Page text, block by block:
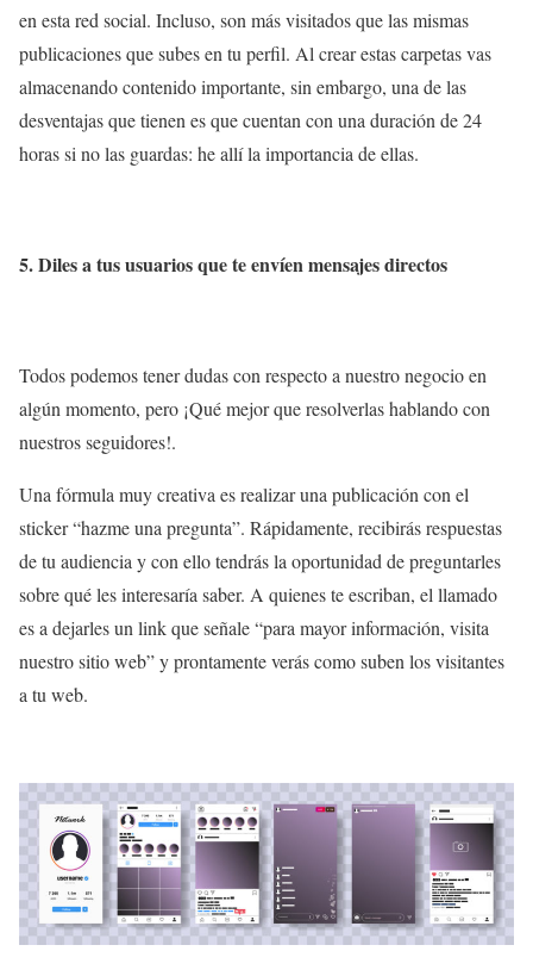
en esta red social. Incluso, son más visitados que las mismas
publicaciones que subes en tu perfil. Al crear estas carpetas vas
almacenando contenido importante, sin embargo, una de las
desventajas que tienen es que cuentan con una duración de 24
horas si no las guardas: he allí la importancia de ellas.
5. Diles a tus usuarios que te envíen mensajes directos
Todos podemos tener dudas con respecto a nuestro negocio en
algún momento, pero ¡Qué mejor que resolverlas hablando con
nuestros seguidores!.
Una fórmula muy creativa es realizar una publicación con el
sticker “hazme una pregunta”. Rápidamente, recibirás respuestas
de tu audiencia y con ello tendrás la oportunidad de preguntarles
sobre qué les interesaría saber. A quienes te escriban, el llamado
es a dejarles un link que señale “para mayor información, visita
nuestro sitio web” y prontamente verás como suben los visitantes
a tu web.